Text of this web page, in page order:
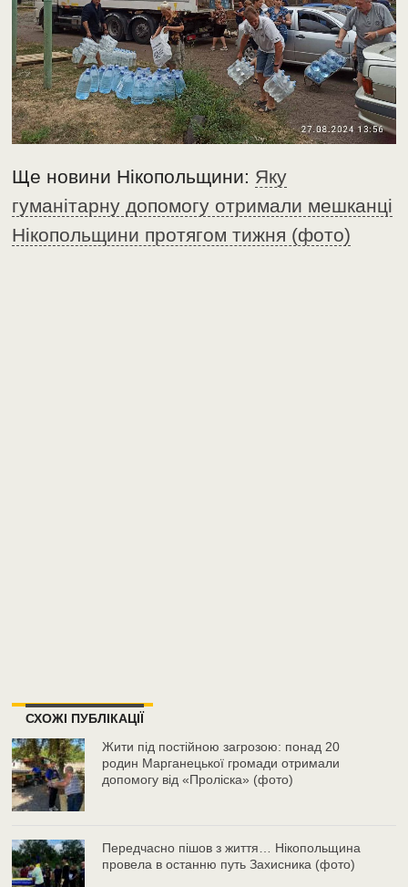
Ще новини Нікопольщини: Яку
гуманітарну допомогу отримали мешканці
Нікопольщини протягом тижня (фото)
СХОЖІ ПУБЛІКАЦІЇ
Жити під постійною загрозою: понад 20
родин Марганецької громади отримали
допомогу від «Проліска» (фото)
Передчасно пішов з життя… Нікопольщина
провела в останню путь Захисника (фото)